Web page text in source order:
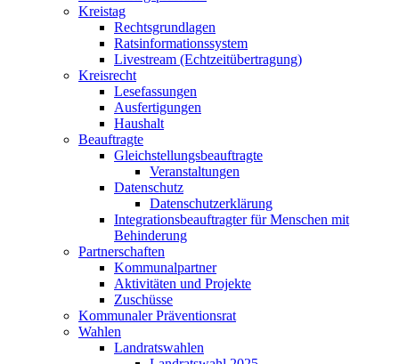
Kreistag
Rechtsgrundlagen
Ratsinformationssystem
Livestream (Echtzeitübertragung)
Kreisrecht
Lesefassungen
Ausfertigungen
Haushalt
Beauftragte
Gleichstellungsbeauftragte
Veranstaltungen
Datenschutz
Datenschutzerklärung
Integrationsbeauftragter für Menschen mit
Behinderung
Partnerschaften
Kommunalpartner
Aktivitäten und Projekte
Zuschüsse
Kommunaler Präventionsrat
Wahlen
Landratswahlen